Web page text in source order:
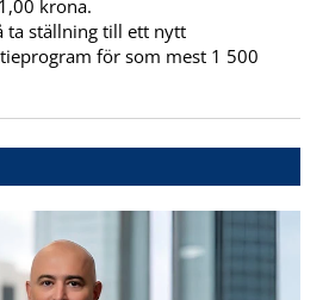
krona.
ta ställning till ett nytt
för som mest 1 500